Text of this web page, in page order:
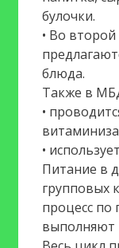
булочки.
• Во
блюда.
Также в
•
•
Питание в
групповых
процесс
выполняют